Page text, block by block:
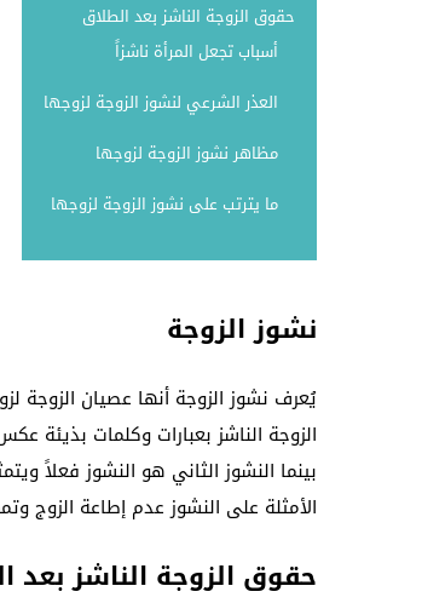
حقوق الزوجة الناشز بعد الطلاق
أسباب تجعل المرأة ناشزاً
العذر الشرعي لنشوز الزوجة لزوجها
مظاهر نشوز الزوجة لزوجها
ما يترتب على نشوز الزوجة لزوجها
نشوز الزوجة
يُعرف نشوز الزوجة أنها عصيان الزوجة
الزوجة الناشز بعبارات وكلمات بذيئة
بينما النشوز الثاني هو النشوز فعلاً
الأمثلة على النشوز عدم إطاعة الزوج
حقوق الزوجة الناشز بعد